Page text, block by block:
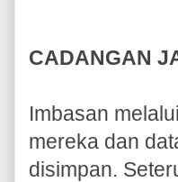
CADANGAN
Imbasan
mereka dan
disimpan.